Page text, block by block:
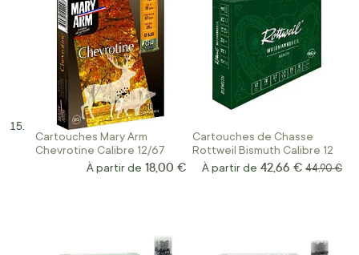
Cartouches Mary Arm
Chevrotine Calibre 12/67
À partir de 18,00 €
Cartouches de Chasse
Rottweil Bismuth Calibre 12
À partir de 42,66 € Prix
44,90 €